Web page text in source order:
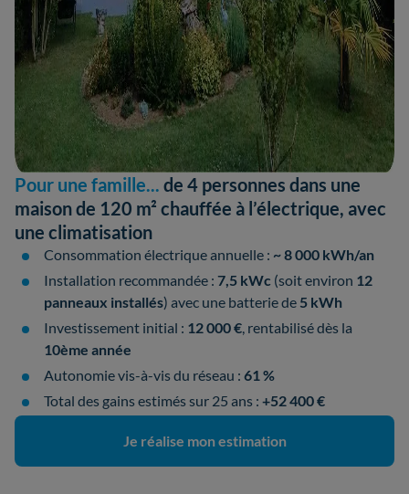
Pour une famille... de 4 personnes dans une
maison de 120 m² chauffée à l’électrique, avec
une climatisation
Consommation électrique annuelle : ~ 8 000 kWh/an
Installation recommandée : 7,5 kWc (soit environ 12
panneaux installés) avec une batterie de 5 kWh
Investissement initial : 12 000 €, rentabilisé dès la
10ème année
Autonomie vis-à-vis du réseau : 61 %
Total des gains estimés sur 25 ans : +52 400 €
Je réalise mon estimation